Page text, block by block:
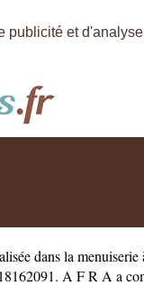
publicité et
dans la
A F R A a